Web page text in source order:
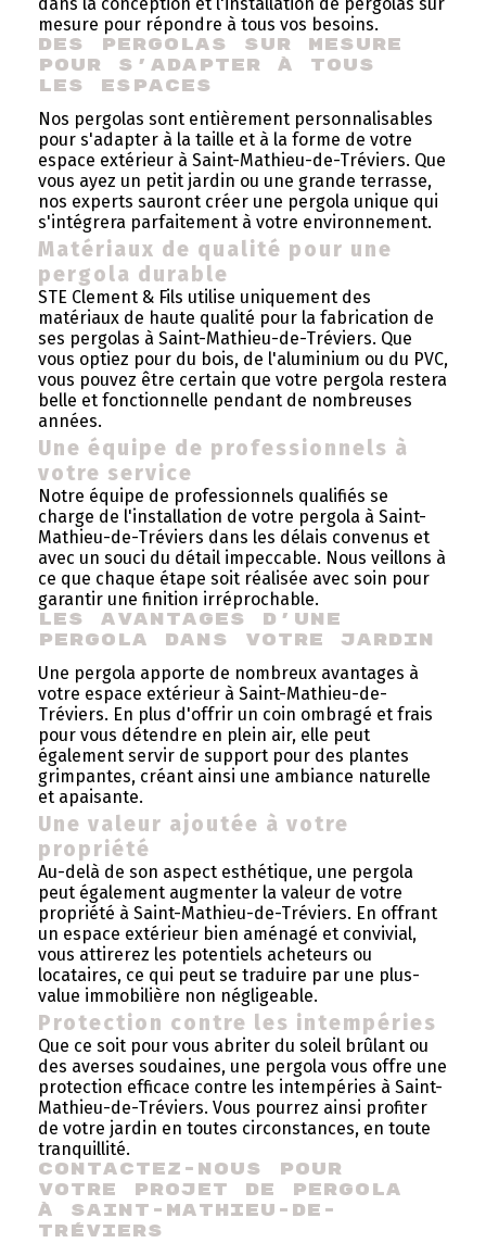
mesure pour répondre à tous vos besoins.
Des pergolas sur mesure
pour s'adapter à tous
les espaces
Nos pergolas sont entièrement personnalisables
pour s'adapter à la taille et à la forme de votre
espace extérieur à Saint-Mathieu-de-Tréviers. Que
vous ayez un petit jardin ou une grande terrasse,
nos experts sauront créer une pergola unique qui
s'intégrera parfaitement à votre environnement.
Matériaux de qualité pour une
pergola durable
STE Clement & Fils utilise uniquement des
matériaux de haute qualité pour la fabrication de
ses pergolas à Saint-Mathieu-de-Tréviers. Que
vous optiez pour du bois, de l'aluminium ou du PVC,
vous pouvez être certain que votre pergola restera
belle et fonctionnelle pendant de nombreuses
années.
Une équipe de professionnels à
votre service
Notre équipe de professionnels qualifiés se
charge de l'installation de votre pergola à Saint-
Mathieu-de-Tréviers dans les délais convenus et
avec un souci du détail impeccable. Nous veillons à
ce que chaque étape soit réalisée avec soin pour
garantir une finition irréprochable.
Les avantages d'une
pergola dans votre jardin
Une pergola apporte de nombreux avantages à
votre espace extérieur à Saint-Mathieu-de-
Tréviers. En plus d'offrir un coin ombragé et frais
pour vous détendre en plein air, elle peut
également servir de support pour des plantes
grimpantes, créant ainsi une ambiance naturelle
et apaisante.
Une valeur ajoutée à votre
propriété
Au-delà de son aspect esthétique, une pergola
peut également augmenter la valeur de votre
propriété à Saint-Mathieu-de-Tréviers. En offrant
un espace extérieur bien aménagé et convivial,
vous attirerez les potentiels acheteurs ou
locataires, ce qui peut se traduire par une plus-
value immobilière non négligeable.
Protection contre les intempéries
Que ce soit pour vous abriter du soleil brûlant ou
des averses soudaines, une pergola vous offre une
protection efficace contre les intempéries à Saint-
Mathieu-de-Tréviers. Vous pourrez ainsi profiter
de votre jardin en toutes circonstances, en toute
tranquillité.
Contactez-nous pour
votre projet de pergola
à Saint-Mathieu-de-
Tréviers